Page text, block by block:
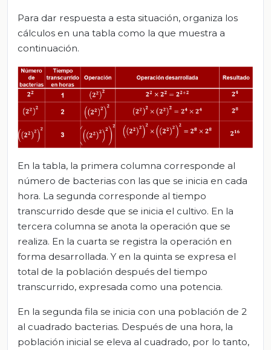
Para dar respuesta a esta situación, organiza los
cálculos en una tabla como la que muestra a
continuación.
En la tabla, la primera columna corresponde al
número de bacterias con las que se inicia en cada
hora. La segunda corresponde al tiempo
transcurrido desde que se inicia el cultivo. En la
tercera columna se anota la operación que se
realiza. En la cuarta se registra la operación en
forma desarrollada. Y en la quinta se expresa el
total de la población después del tiempo
transcurrido, expresada como una potencia.
En la segunda fila se inicia con una población de 2
al cuadrado bacterias. Después de una hora, la
población inicial se eleva al cuadrado, por lo tanto,